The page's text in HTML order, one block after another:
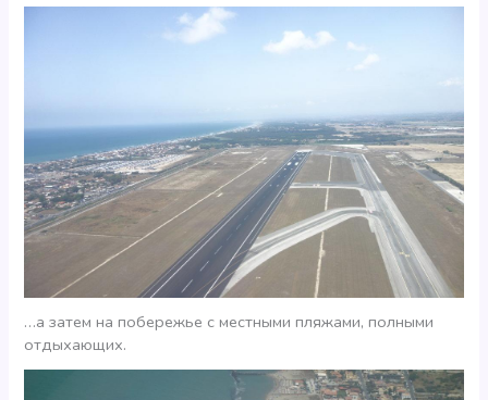
…а затем на побережье с местными пляжами, полными
отдыхающих.